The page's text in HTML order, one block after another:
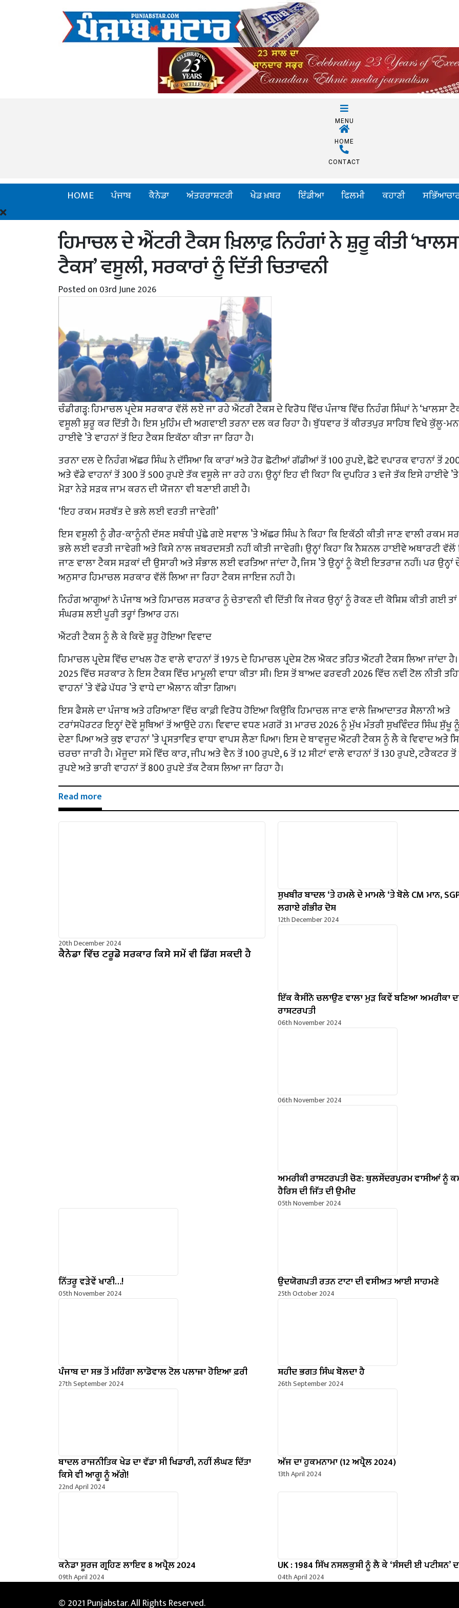
MENU
HOME
CONTACT
HOME ਪੰਜਾਬ ਕੈਨੇਡਾ ਅੰਤਰਰਾਸ਼ਟਰੀ ਖੇਡ ਖ਼ਬਰ ਇੰਡੀਆ ਫਿਲਮੀ ਕਹਾਣੀ
ਹਿਮਾਚਲ ਦੇ ਐਂਟਰੀ ਟੈਕਸ ਖ਼ਿਲਾਫ਼ ਨਿਹੰਗਾਂ ਨੇ ਸ਼ੁਰੂ ਕੀਤੀ
ਟੈਕਸ’ ਵਸੂਲੀ, ਸਰਕਾਰਾਂ ਨੂੰ ਦਿੱਤੀ ਚਿਤਾਵਨੀ
Posted on 03rd June 2026
ਚੰਡੀਗੜ੍ਹ: ਹਿਮਾਚਲ ਪ੍ਰਦੇਸ਼ ਸਰਕਾਰ ਵੱਲੋਂ ਲਏ ਜਾ ਰਹੇ ਐਂਟਰੀ ਟੈਕਸ ਦੇ ਵਿਰੋਧ ਵਿੱਚ ਪੰਜਾਬ ਵਿੱਚ ਨਿਹੰਗ ਸਿੰਘਾਂ ਨੇ ‘ਖਾਲਸਾ
ਵਸੂਲੀ ਸ਼ੁਰੂ ਕਰ ਦਿੱਤੀ ਹੈ। ਇਸ ਮੁਹਿੰਮ ਦੀ ਅਗਵਾਈ ਤਰਨਾ ਦਲ ਕਰ ਰਿਹਾ ਹੈ। ਬੁੱਧਵਾਰ ਤੋਂ ਕੀਰਤਪੁਰ ਸਾਹਿਬ ਵਿਖੇ ਕੁੱਲੂ-
ਹਾਈਵੇ ’ਤੇ ਵਾਹਨਾਂ ਤੋਂ ਇਹ ਟੈਕਸ ਇਕੱਠਾ ਕੀਤਾ ਜਾ ਰਿਹਾ ਹੈ।
ਤਰਨਾ ਦਲ ਦੇ ਨਿਹੰਗ ਅੱਛਰ ਸਿੰਘ ਨੇ ਦੱਸਿਆ ਕਿ ਕਾਰਾਂ ਅਤੇ ਹੋਰ ਛੋਟੀਆਂ ਗੱਡੀਆਂ ਤੋਂ 100 ਰੁਪਏ, ਛੋਟੇ ਵਪਾਰਕ ਵਾਹਨਾਂ ਤੋਂ
ਅਤੇ ਵੱਡੇ ਵਾਹਨਾਂ ਤੋਂ 300 ਤੋਂ 500 ਰੁਪਏ ਤੱਕ ਵਸੂਲੇ ਜਾ ਰਹੇ ਹਨ। ਉਨ੍ਹਾਂ ਇਹ ਵੀ ਕਿਹਾ ਕਿ ਦੁਪਹਿਰ 3 ਵਜੇ ਤੱਕ ਇਸੇ ਹਾਈਵੇ
ਮੋੜਾ ਨੇੜੇ ਸੜਕ ਜਾਮ ਕਰਨ ਦੀ ਯੋਜਨਾ ਵੀ ਬਣਾਈ ਗਈ ਹੈ।
‘ਇਹ ਰਕਮ ਸਰਬੱਤ ਦੇ ਭਲੇ ਲਈ ਵਰਤੀ ਜਾਵੇਗੀ’
ਇਸ ਵਸੂਲੀ ਨੂੰ ਗੈਰ-ਕਾਨੂੰਨੀ ਦੱਸਣ ਸਬੰਧੀ ਪੁੱਛੇ ਗਏ ਸਵਾਲ ’ਤੇ ਅੱਛਰ ਸਿੰਘ ਨੇ ਕਿਹਾ ਕਿ ਇਕੱਠੀ ਕੀਤੀ ਜਾਣ ਵਾਲੀ ਰਕਮ
ਭਲੇ ਲਈ ਵਰਤੀ ਜਾਵੇਗੀ ਅਤੇ ਕਿਸੇ ਨਾਲ ਜ਼ਬਰਦਸਤੀ ਨਹੀਂ ਕੀਤੀ ਜਾਵੇਗੀ। ਉਨ੍ਹਾਂ ਕਿਹਾ ਕਿ ਨੈਸ਼ਨਲ ਹਾਈਵੇ ਅਥਾਰਟੀ
ਜਾਣ ਵਾਲਾ ਟੈਕਸ ਸੜਕਾਂ ਦੀ ਉਸਾਰੀ ਅਤੇ ਸੰਭਾਲ ਲਈ ਵਰਤਿਆ ਜਾਂਦਾ ਹੈ, ਜਿਸ ’ਤੇ ਉਨ੍ਹਾਂ ਨੂੰ ਕੋਈ ਇਤਰਾਜ਼ ਨਹੀਂ। ਪਰ ਉਨ੍ਹਾਂ
ਅਨੁਸਾਰ ਹਿਮਾਚਲ ਸਰਕਾਰ ਵੱਲੋਂ ਲਿਆ ਜਾ ਰਿਹਾ ਟੈਕਸ ਜਾਇਜ਼ ਨਹੀਂ ਹੈ।
ਨਿਹੰਗ ਆਗੂਆਂ ਨੇ ਪੰਜਾਬ ਅਤੇ ਹਿਮਾਚਲ ਸਰਕਾਰ ਨੂੰ ਚੇਤਾਵਨੀ ਵੀ ਦਿੱਤੀ ਕਿ ਜੇਕਰ ਉਨ੍ਹਾਂ ਨੂੰ ਰੋਕਣ ਦੀ ਕੋਸ਼ਿਸ਼ ਕੀਤੀ ਗਈ
ਸੰਘਰਸ਼ ਲਈ ਪੂਰੀ ਤਰ੍ਹਾਂ ਤਿਆਰ ਹਨ।
ਐਂਟਰੀ ਟੈਕਸ ਨੂੰ ਲੈ ਕੇ ਕਿਵੇਂ ਸ਼ੁਰੂ ਹੋਇਆ ਵਿਵਾਦ
ਹਿਮਾਚਲ ਪ੍ਰਦੇਸ਼ ਵਿੱਚ ਦਾਖਲ ਹੋਣ ਵਾਲੇ ਵਾਹਨਾਂ ਤੋਂ 1975 ਦੇ ਹਿਮਾਚਲ ਪ੍ਰਦੇਸ਼ ਟੋਲ ਐਕਟ ਤਹਿਤ ਐਂਟਰੀ ਟੈਕਸ ਲਿਆ ਜਾਂਦਾ
2025 ਵਿੱਚ ਸਰਕਾਰ ਨੇ ਇਸ ਟੈਕਸ ਵਿੱਚ ਮਾਮੂਲੀ ਵਾਧਾ ਕੀਤਾ ਸੀ। ਇਸ ਤੋਂ ਬਾਅਦ ਫਰਵਰੀ 2026 ਵਿੱਚ ਨਵੀਂ ਟੋਲ ਨੀਤੀ
ਵਾਹਨਾਂ ’ਤੇ ਵੱਡੇ ਪੱਧਰ ’ਤੇ ਵਾਧੇ ਦਾ ਐਲਾਨ ਕੀਤਾ ਗਿਆ।
ਇਸ ਫੈਸਲੇ ਦਾ ਪੰਜਾਬ ਅਤੇ ਹਰਿਆਣਾ ਵਿੱਚ ਕਾਫ਼ੀ ਵਿਰੋਧ ਹੋਇਆ ਕਿਉਂਕਿ ਹਿਮਾਚਲ ਜਾਣ ਵਾਲੇ ਜ਼ਿਆਦਾਤਰ ਸੈਲਾਨੀ ਅਤੇ
ਟਰਾਂਸਪੋਰਟਰ ਇਨ੍ਹਾਂ ਦੋਵੇਂ ਸੂਬਿਆਂ ਤੋਂ ਆਉਂਦੇ ਹਨ। ਵਿਵਾਦ ਵਧਣ ਮਗਰੋਂ 31 ਮਾਰਚ 2026 ਨੂੰ ਮੁੱਖ ਮੰਤਰੀ ਸੁਖਵਿੰਦਰ ਸਿੰਘ ਸੁੱਖੂ
ਦੇਣਾ ਪਿਆ ਅਤੇ ਕੁਝ ਵਾਹਨਾਂ ’ਤੇ ਪ੍ਰਸਤਾਵਿਤ ਵਾਧਾ ਵਾਪਸ ਲੈਣਾ ਪਿਆ। ਇਸ ਦੇ ਬਾਵਜੂਦ ਐਂਟਰੀ ਟੈਕਸ ਨੂੰ ਲੈ ਕੇ ਵਿਵਾਦ ਅਤੇ
ਚਰਚਾ ਜਾਰੀ ਹੈ। ਮੌਜੂਦਾ ਸਮੇਂ ਵਿੱਚ ਕਾਰ, ਜੀਪ ਅਤੇ ਵੈਨ ਤੋਂ 100 ਰੁਪਏ, 6 ਤੋਂ 12 ਸੀਟਾਂ ਵਾਲੇ ਵਾਹਨਾਂ ਤੋਂ 130 ਰੁਪਏ, ਟਰੈਕਟਰ ਤੋਂ
ਰੁਪਏ ਅਤੇ ਭਾਰੀ ਵਾਹਨਾਂ ਤੋਂ 800 ਰੁਪਏ ਤੱਕ ਟੈਕਸ ਲਿਆ ਜਾ ਰਿਹਾ ਹੈ।
Read more
20th December 2024
ਕੈਨੇਡਾ ਵਿੱਚ ਟਰੂਡੋ ਸਰਕਾਰ ਕਿਸੇ ਸਮੇਂ ਵੀ ਡਿੱਗ ਸਕਦੀ ਹੈ
ਸੁਖਬੀਰ ਬਾਦਲ ‘ਤੇ ਹਮਲੇ ਦੇ ਮਾਮਲੇ ‘ਤੇ ਬੋਲੇ ​​CM ਮਾਨ,
ਲਗਾਏ ਗੰਭੀਰ ਦੋਸ਼
12th December 2024
ਇੱਕ ਕੈਸੀਨੋ ਚਲਾਉਣ ਵਾਲਾ ਮੁੜ ਕਿਵੇਂ ਬਣਿਆ ਅਮਰੀਕਾ
ਰਾਸ਼ਟਰਪਤੀ
06th November 2024
06th November 2024
ਅਮਰੀਕੀ ਰਾਸ਼ਟਰਪਤੀ ਚੋਣ: ਥੁਲਸੇਂਦਰਪੁਰਮ ਵਾਸੀਆਂ ਨੂੰ
ਹੈਰਿਸ ਦੀ ਜਿੱਤ ਦੀ ਉਮੀਦ
05th November 2024
ਨਿੱਤਰੂ ਵੜੇਵੇਂ ਖਾਣੀ…!
05th November 2024
ਉਦਯੋਗਪਤੀ ਰਤਨ ਟਾਟਾ ਦੀ ਵਸੀਅਤ ਆਈ ਸਾਹਮਣੇ
25th October 2024
ਪੰਜਾਬ ਦਾ ਸਭ ਤੋਂ ਮਹਿੰਗਾ ਲਾਡੋਵਾਲ ਟੋਲ ਪਲਾਜ਼ਾ ਹੋਇਆ ਫ਼ਰੀ
27th September 2024
ਸ਼ਹੀਦ ਭਗਤ ਸਿੰਘ ਬੋਲਦਾ ਹੈ
26th September 2024
ਬਾਦਲ ਰਾਜਨੀਤਿਕ ਖੇਡ ਦਾ ਵੱਡਾ ਸੀ ਖਿਡਾਰੀ, ਨਹੀਂ ਲੰਘਣ ਦਿੱਤਾ
ਕਿਸੇ ਵੀ ਆਗੂ ਨੂੰ ਅੱਗੇ!
22nd April 2024
ਅੱਜ ਦਾ ਹੁਕਮਨਾਮਾ (12 ਅਪ੍ਰੈਲ 2024)
13th April 2024
ਕਨੇਡਾ ਸੂਰਜ ਗ੍ਰਹਿਣ ਲਾਇਵ 8 ਅਪ੍ਰੈਲ 2024
09th April 2024
UK : 1984 ਸਿੱਖ ਨਸਲਕੁਸ਼ੀ ਨੂੰ ਲੈ ਕੇ ‘ਸੰਸਦੀ ਈ ਪਟੀਸ਼ਨ’
04th April 2024
© 2021 Punjabstar. All Rights Reserved.